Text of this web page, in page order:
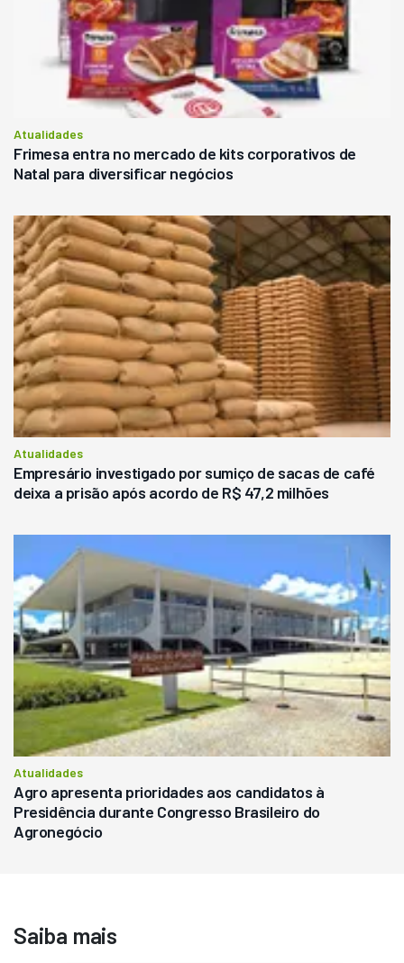
Atualidades
Frimesa entra no mercado de kits corporativos de
Natal para diversificar negócios
Atualidades
Empresário investigado por sumiço de sacas de café
deixa a prisão após acordo de R$ 47,2 milhões
Atualidades
Agro apresenta prioridades aos candidatos à
Presidência durante Congresso Brasileiro do
Agronegócio
Saiba mais